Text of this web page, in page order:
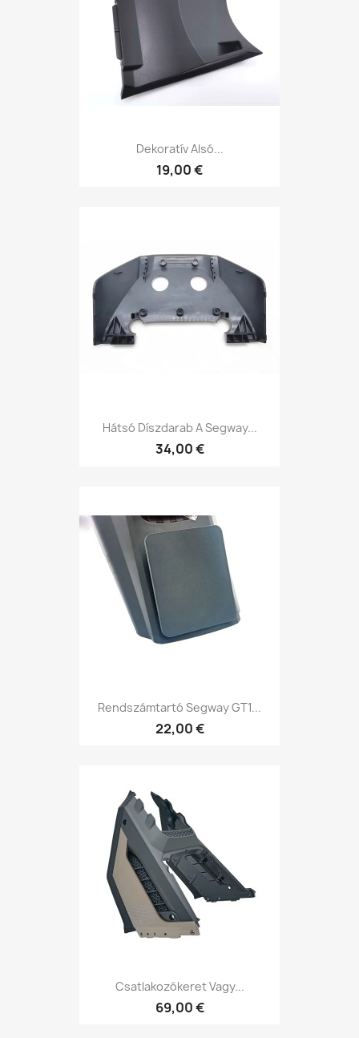
Dekoratív Alsó...
19,00 €
Hátsó Díszdarab A Segway...
34,00 €
Rendszámtartó Segway GT1...
22,00 €
Csatlakozókeret Vagy...
69,00 €